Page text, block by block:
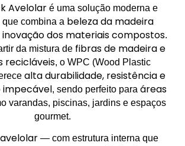
Avelolar é uma solução moderna e
combina a beleza da madeira
inovação dos materiais compostos.
da mistura de fibras de madeira e
recicláveis, o WPC (Wood Plastic
alta durabilidade, resistência e
, sendo perfeito para áreas
varandas, piscinas, jardins e espaços
gourmet.
avelolar — com estrutura interna que